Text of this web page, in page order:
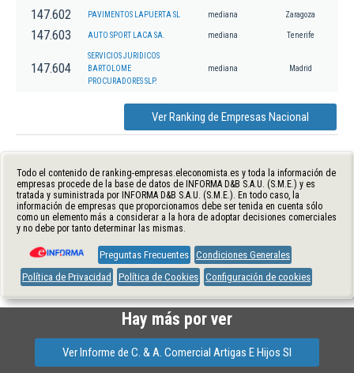
147.602 PAVIMENTOS LAPUERTA SL mediana Zaragoza
147.603 AUTO SPORT LACA SA. mediana Tenerife
147.604
SERVICIOS JURIDICOS
BARTOLOME
PROCURADORES SLP.
mediana Madrid
Ver Ranking de Empresas Nacional
Todo el contenido de ranking-empresas.eleconomista.es y toda la información de
empresas procede de la base de datos de INFORMA D&B S.A.U. (S.M.E.) y es
tratada y suministrada por INFORMA D&B S.A.U. (S.M.E.). En todo caso, la
información de empresas que proporcionamos debe ser tenida en cuenta sólo
como un elemento más a considerar a la hora de adoptar decisiones comerciales
y no debe por tanto determinar las mismas.
Preguntas Frecuentes Condiciones Generales
Política de Privacidad
Política de Cookies Configuración de cookies
Hay más por ver
Ver Informe de C. & A. Comercial Artigas E Hijos Sl